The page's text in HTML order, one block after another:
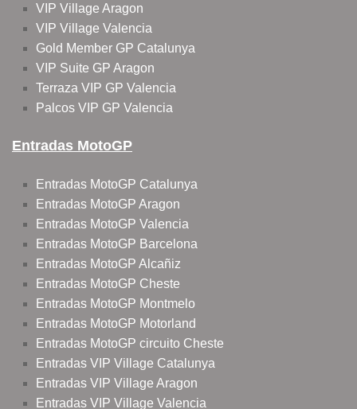
VIP Village Aragon
VIP Village Valencia
Gold Member GP Catalunya
VIP Suite GP Aragon
Terraza VIP GP Valencia
Palcos VIP GP Valencia
Entradas MotoGP
Entradas MotoGP Catalunya
Entradas MotoGP Aragon
Entradas MotoGP Valencia
Entradas MotoGP Barcelona
Entradas MotoGP Alcañiz
Entradas MotoGP Cheste
Entradas MotoGP Montmelo
Entradas MotoGP Motorland
Entradas MotoGP circuito Cheste
Entradas VIP Village Catalunya
Entradas VIP Village Aragon
Entradas VIP Village Valencia